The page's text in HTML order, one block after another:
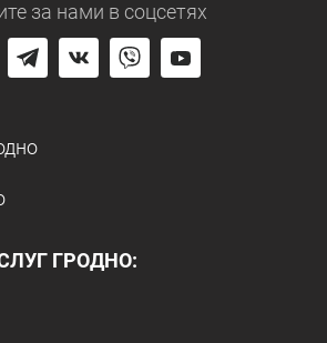
за нами в соцсетях
ГРОДНО: